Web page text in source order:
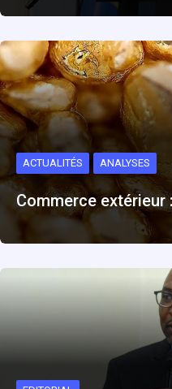
ACTUALITÉS ANALYSES
Commerce